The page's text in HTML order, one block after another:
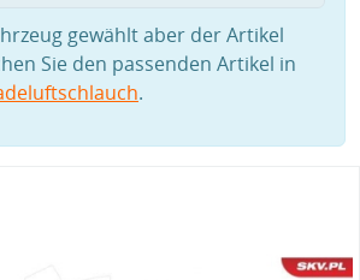
gewählt aber der Artikel
Sie den passenden Artikel in
.